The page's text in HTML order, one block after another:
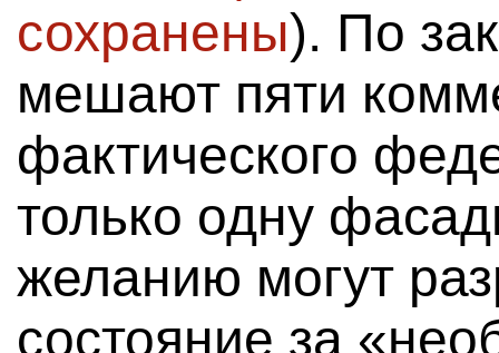
сохранены). По
мешают пяти
фактического
только одну
желанию могут
состояние за